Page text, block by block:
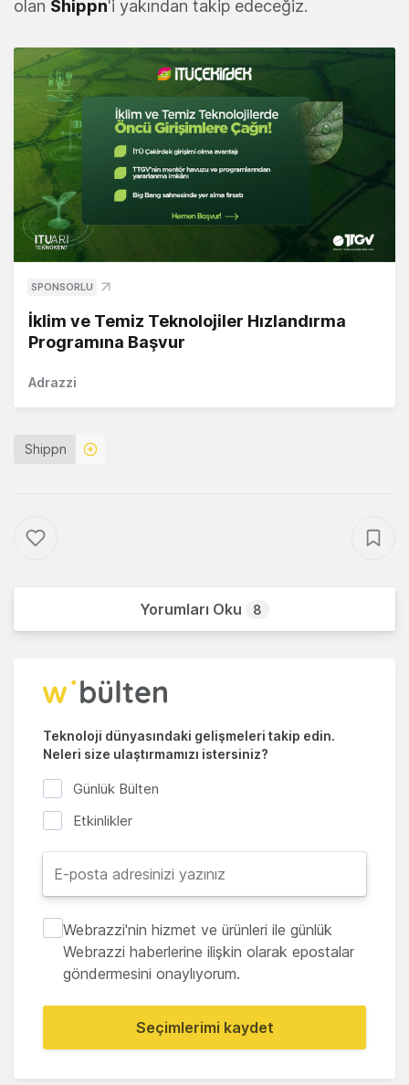
olan Shippn'i yakından takip edeceğiz.
SPONSORLU
İklim ve Temiz Teknolojiler Hızlandırma
Programına Başvur
Adrazzi
Shippn
Yorumları Oku 8
Teknoloji dünyasındaki gelişmeleri takip edin.
Neleri size ulaştırmamızı istersiniz?
Günlük Bülten
Etkinlikler
Webrazzi'nin hizmet ve ürünleri ile günlük
Webrazzi haberlerine ilişkin olarak epostalar
göndermesini onaylıyorum.
Seçimlerimi kaydet